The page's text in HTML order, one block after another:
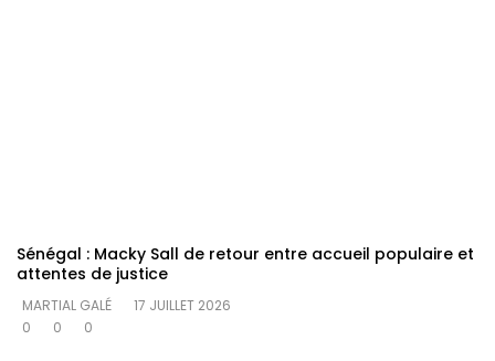
Sénégal : Macky Sall de retour entre accueil populaire et
attentes de justice
MARTIAL GALÉ
17 JUILLET 2026
0
0 0